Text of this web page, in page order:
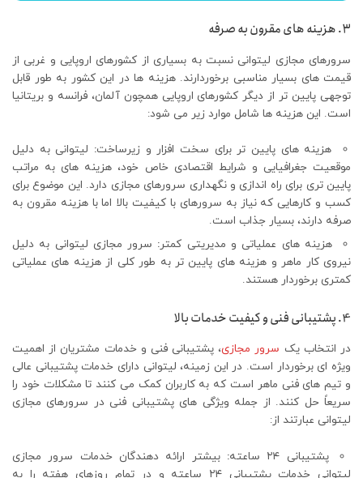
3. هزینه های مقرون به صرفه
سرورهای مجازی لیتوانی نسبت به بسیاری از کشورهای اروپایی و غربی از
قیمت های بسیار مناسبی برخوردارند. هزینه ها در این کشور به طور قابل
توجهی پایین تر از دیگر کشورهای اروپایی همچون آلمان، فرانسه و بریتانیا
است. این هزینه ها شامل موارد زیر می شود:
هزینه های پایین تر برای سخت افزار و زیرساخت: لیتوانی به دلیل
موقعیت جغرافیایی و شرایط اقتصادی خاص خود، هزینه های به مراتب
پایین تری برای راه اندازی و نگهداری سرورهای مجازی دارد. این موضوع برای
کسب و کارهایی که نیاز به سرورهای با کیفیت بالا اما با هزینه مقرون به
صرفه دارند، بسیار جذاب است.
هزینه های عملیاتی و مدیریتی کمتر: سرور مجازی لیتوانی به دلیل
نیروی کار ماهر و هزینه های پایین تر به طور کلی از هزینه های عملیاتی
کمتری برخوردار هستند.
4. پشتیبانی فنی و کیفیت خدمات بالا
در انتخاب یک سرور مجازی، پشتیبانی فنی و خدمات مشتریان از اهمیت
ویژه ای برخوردار است. در این زمینه، لیتوانی دارای خدمات پشتیبانی عالی
و تیم های فنی ماهر است که به کاربران کمک می کنند تا مشکلات خود را
سریعاً حل کنند. از جمله ویژگی های پشتیبانی فنی در سرورهای مجازی
لیتوانی عبارتند از:
پشتیبانی ۲۴ ساعته : بیشتر ارائه دهندگان خدمات سرور مجازی
لیتوانی خدمات پشتیبانی ۲۴ ساعته و در تمام روزهای هفته را به